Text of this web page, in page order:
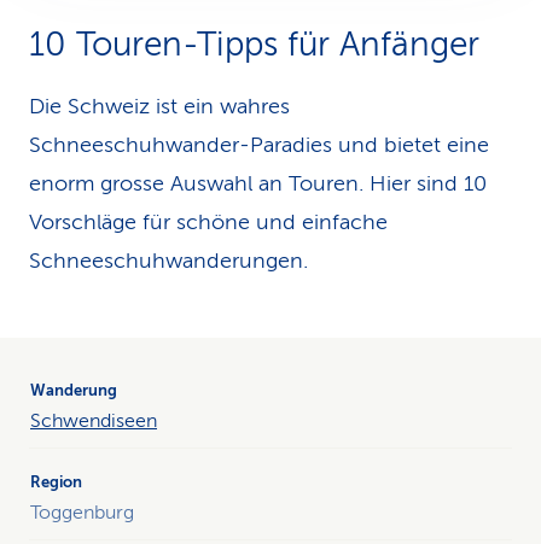
10 Touren-Tipps für Anfänger
Die Schweiz ist ein wahres
Schneeschuhwander-Paradies und bietet eine
enorm grosse Auswahl an Touren. Hier sind 10
Vorschläge für schöne und einfache
Schneeschuhwanderungen.
Bezug
Schwendiseen
Toggenburg